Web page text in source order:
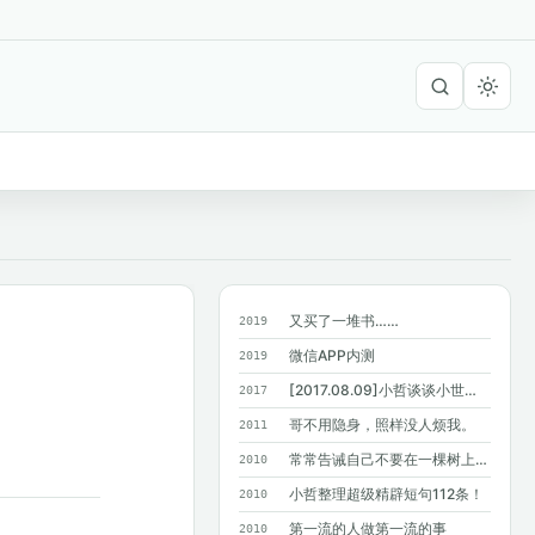
2019 又买了一堆书……
2019 微信APP内测
2017 [2017.08.09]小哲谈谈小世界六度分隔理论
2011 哥不用隐身，照样没人烦我。
2010 常常告诫自己不要在一棵树上吊死，结果…...
2010 小哲整理超级精辟短句112条！
2010 第一流的人做第一流的事